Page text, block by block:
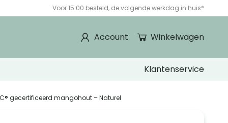
Voor 15:00 besteld, de volgende werkdag in huis*
Winkelwagen
Account
Klantenservice
gecertificeerd mangohout – Naturel